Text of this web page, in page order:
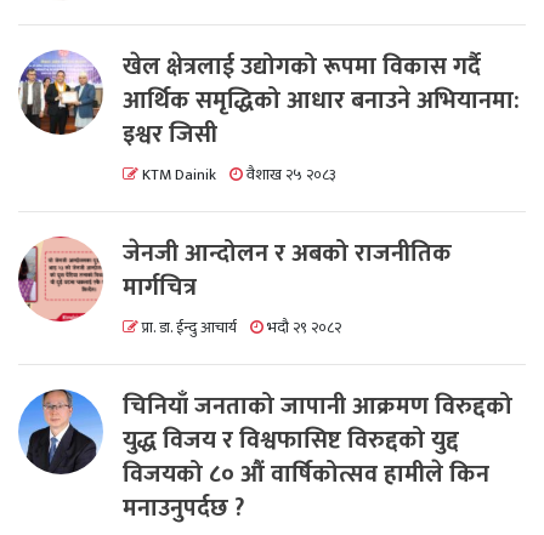
खेल क्षेत्रलाई उद्योगको रूपमा विकास गर्दै
आर्थिक समृद्धिको आधार बनाउने अभियानमा:
इश्वर जिसी
KTM Dainik वैशाख २५ २०८३
जेनजी आन्दोलन र अबको राजनीतिक
मार्गचित्र
प्रा. डा. ईन्दु आचार्य भदौ २९ २०८२
चिनियाँ जनताको जापानी आक्रमण विरुद्दको
युद्ध विजय र विश्वफासिष्ट विरुद्दको युद्द
विजयको ८० औं वार्षिकोत्सव हामीले किन
मनाउनुपर्दछ ?